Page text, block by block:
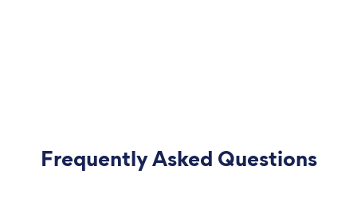
Frequently Asked Questions